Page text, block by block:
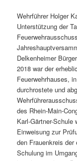
Wehrführer Holger
Unterstützung der
Delkenheimer
2018 war der
Feuerwehrhauses,
durchrostete und
des Rhein-Main-
Karl-Gärtner-
Einweisung zur
den Frauenkreis
Schulung im